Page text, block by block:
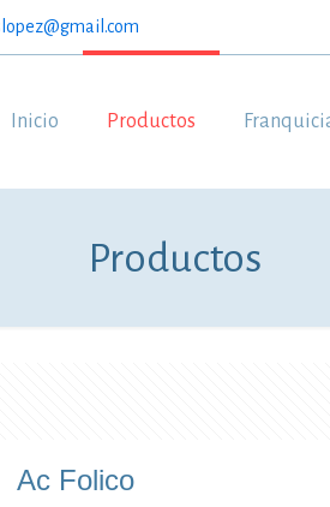
Inicio Productos
Productos
Ac Folico